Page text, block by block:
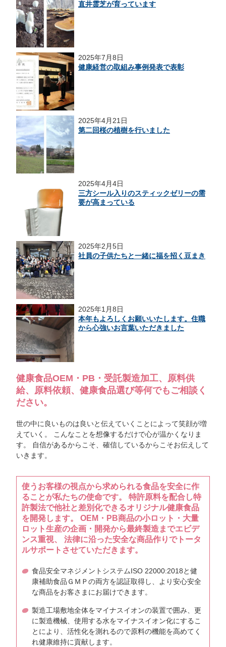
直井霊芝が育っています
2025年7月8日
健康経営の取組み事例発表で表彰
2025年4月21日
第二回桜の植樹を行いました
2025年4月4日
三方シール入りのスティックゼリーの需
要が高まっている
2025年2月5日
社員の子供たちと一緒に福を招く豆まき
2025年1月8日
本年もよろしくお願いいたします。住職
から心強いお言葉いただきました
健康食品OEM・PB・受託製造加工、原料供
給、原料依頼、健康食品選び等何でもご相談く
ださい。
世の中に良いものは良いと伝えていくことによって笑顔が増
えていく。 こんなことを想像するだけで心が温かくなりま
す。 自信があるからこそ、確信しているからこそお伝えして
いきます。
使うお客様の視点から求められる食品を安全に作
ることが私たちの使命です。 特許原料を配合し特
許製法で他社と差別化できるオリジナル健康食品
を開発します。 OEM・PB商品の小ロット・大量
ロット生産の企画・開発から最終製造までエビデ
ンス重視、 法律に沿った安全な商品作りでトータ
ルサポートさせていただきます。
食品安全マネジメントシステムISO 22000:2018と健
康補助食品ＧＭＰの両方を認証取得し、より安心安全
な商品をお客さまにお届けできます。
製造工場敷地全体をマイナスイオンの装置で囲み、更
に製造機械、使用する水をマイナスイオン化にするこ
とにより、活性化を測れるので原料の機能を高めてく
れ健康維持に貢献します。